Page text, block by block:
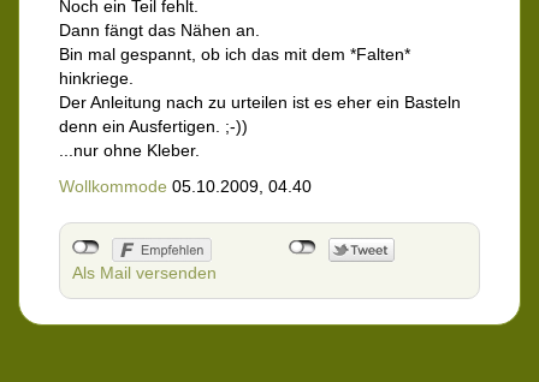
Noch ein Teil fehlt.
Dann fängt das Nähen an.
Bin mal gespannt, ob ich das mit dem *Falten*
hinkriege.
Der Anleitung nach zu urteilen ist es eher ein Basteln
denn ein Ausfertigen. ;-))
...nur ohne Kleber.
Wollkommode 05.10.2009, 04.40
Als Mail versenden